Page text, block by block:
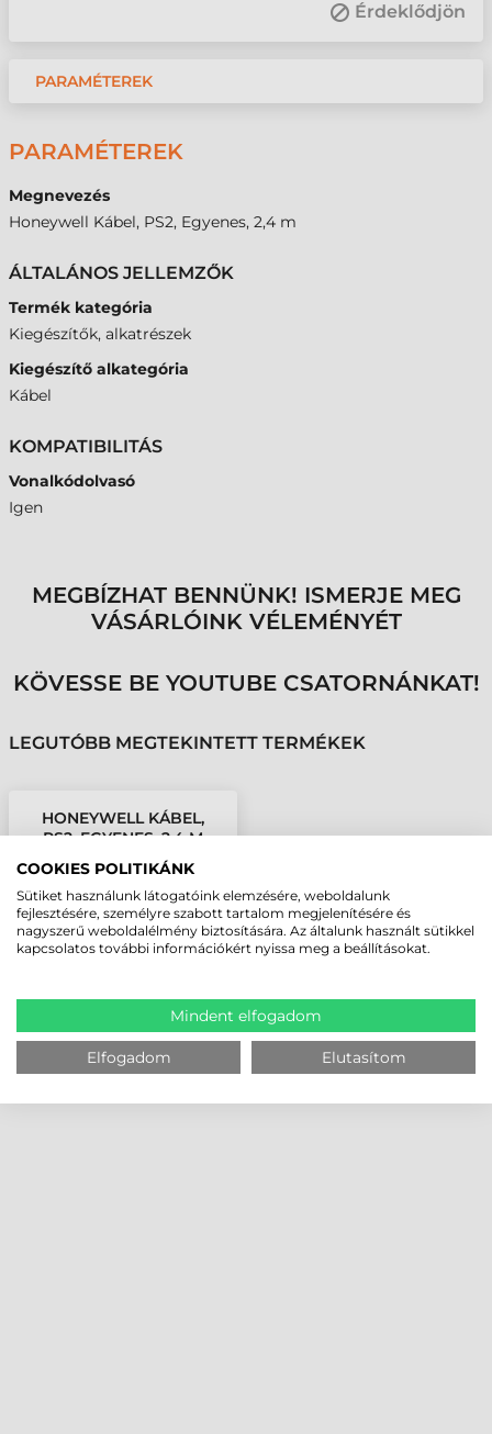
Érdeklődjön
PARAMÉTEREK
PARAMÉTEREK
Megnevezés
Honeywell Kábel, PS2, Egyenes, 2,4 m
ÁLTALÁNOS JELLEMZŐK
Termék kategória
Kiegészítők, alkatrészek
Kiegészítő alkategória
Kábel
KOMPATIBILITÁS
Vonalkódolvasó
Igen
MEGBÍZHAT BENNÜNK! ISMERJE MEG
VÁSÁRLÓINK VÉLEMÉNYÉT
KÖVESSE BE YOUTUBE CSATORNÁNKAT!
LEGUTÓBB MEGTEKINTETT TERMÉKEK
HONEYWELL KÁBEL,
PS2, EGYENES, 2,4 M
COOKIES POLITIKÁNK
Sütiket használunk látogatóink elemzésére, weboldalunk
fejlesztésére, személyre szabott tartalom megjelenítésére és
nagyszerű weboldalélmény biztosítására. Az általunk használt sütikkel
kapcsolatos további információkért nyissa meg a beállításokat.
Mindent elfogadom
Elfogadom Elutasítom